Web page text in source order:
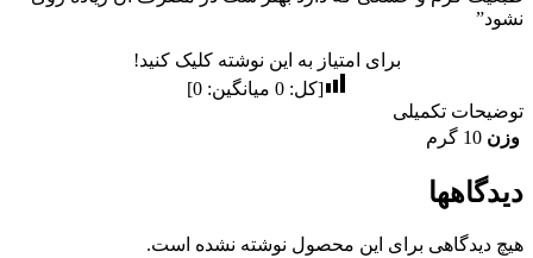
نشود”
برای امتیاز به این نوشته کلیک کنید!
[کل:0 میانگین:0
]
توضیحات تکمیلی
وزن 10 گرم
دیدگاهها
هیچ دیدگاهی برای این محصول نوشته نشده است.